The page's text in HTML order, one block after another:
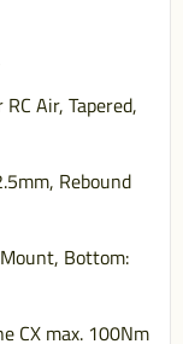
Air, Tapered,
Rebound
Bottom:
CX max. 100Nm